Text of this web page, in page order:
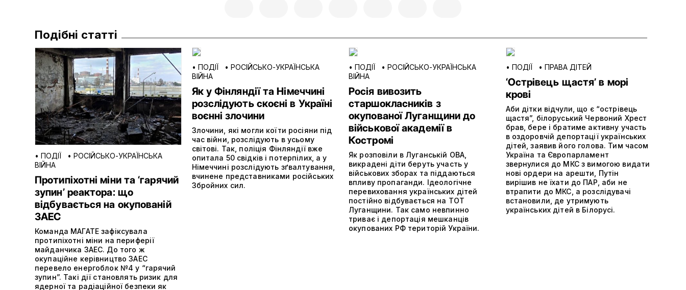
Подібні статті
• ПОДІЇ • РОСІЙСЬКО-УКРАЇНСЬКА
ВІЙНА
Протипіхотні міни та ‘гарячий
зупин’ реактора: що
відбувається на окупованій
ЗАЕС
Команда МАГАТЕ зафіксувала
протипіхотні міни на периферії
майданчика ЗАЕС. До того ж
окупаційне керівництво ЗАЕС
перевело енергоблок №4 у “гарячий
зупин”. Такі дії становлять ризик для
ядерної та радіаційної безпеки як
• ПОДІЇ • РОСІЙСЬКО-УКРАЇНСЬКА
ВІЙНА
Як у Фінляндії та Німеччині
розслідують скоєні в Україні
воєнні злочини
Злочини, які могли коїти росіяни під
час війни, розслідують в усьому
світові. Так, поліція Фінляндії вже
опитала 50 свідків і потерпілих, а у
Німеччині розслідують зґвалтування,
вчинене представниками російських
Збройних сил.
• ПОДІЇ • РОСІЙСЬКО-УКРАЇНСЬКА
ВІЙНА
Росія вивозить
старшокласників з
окупованої Луганщини до
військової академії в
Костромі
Як розповіли в Луганській ОВА,
викрадені діти беруть участь у
військових зборах та піддаються
впливу пропаганди. Ідеологічне
перевиховання українських дітей
постійно відбувається на ТОТ
Луганщини. Так само невпинно
триває і депортація мешканців
окупованих РФ територій України.
• ПОДІЇ • ПРАВА ДІТЕЙ
‘Острівець щастя’ в морі
крові
Аби дітки відчули, що є “острівець
щастя”, білоруський Червоний Хрест
брав, бере і братиме активну участь
в оздоровчій депортації українських
дітей, заявив його голова. Тим часом
Україна та Європарламент
звернулися до МКС з вимогою видати
нові ордери на арешти, Путін
вирішив не їхати до ПАР, аби не
втрапити до МКС, а розслідувачі
встановили, де утримують
українських дітей в Білорусі.